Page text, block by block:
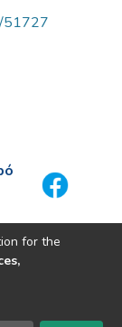
51727
for the